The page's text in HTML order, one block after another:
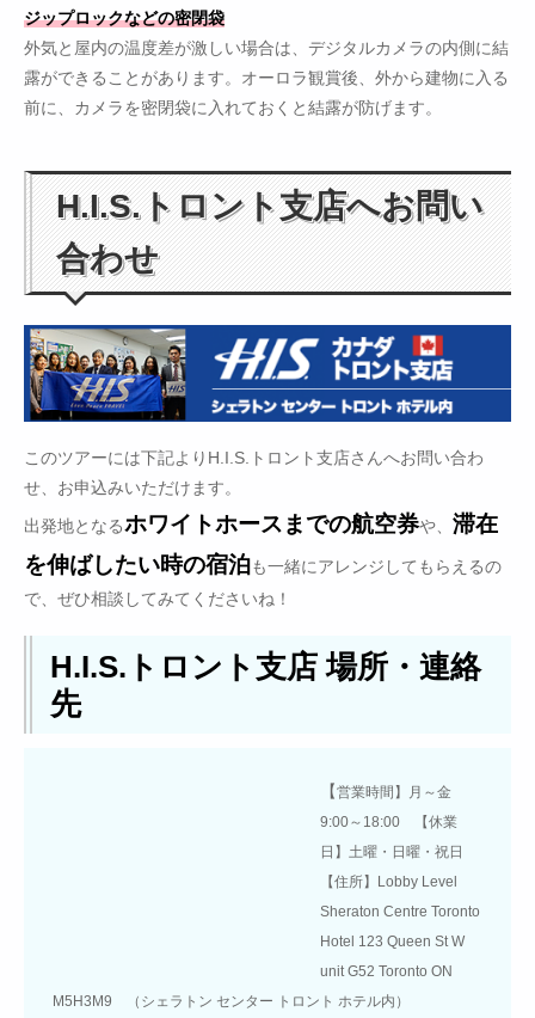
ジップロックなどの密閉袋
外気と屋内の温度差が激しい場合は、デジタルカメラの内側に結
露ができることがあります。オーロラ観賞後、外から建物に入る
前に、カメラを密閉袋に入れておくと結露が防げます。
H.I.S.トロント支店へお問い
合わせ
このツアーには下記よりH.I.S.トロント支店さんへお問い合わ
せ、お申込みいただけます。
出発地となるホワイトホースまでの航空券や、 滞在
を伸ばしたい時の宿泊も一緒にアレンジしてもらえるの
で、ぜひ相談してみてくださいね！
H.I.S.トロント支店 場所・連絡
先
【営業時間】月～金
9:00～18:00 【休業
日】土曜・日曜・祝日
【住所】Lobby Level
Sheraton Centre Toronto
Hotel 123 Queen St W
unit G52 Toronto ON
M5H3M9 （シェラトン センター トロント ホテル内）